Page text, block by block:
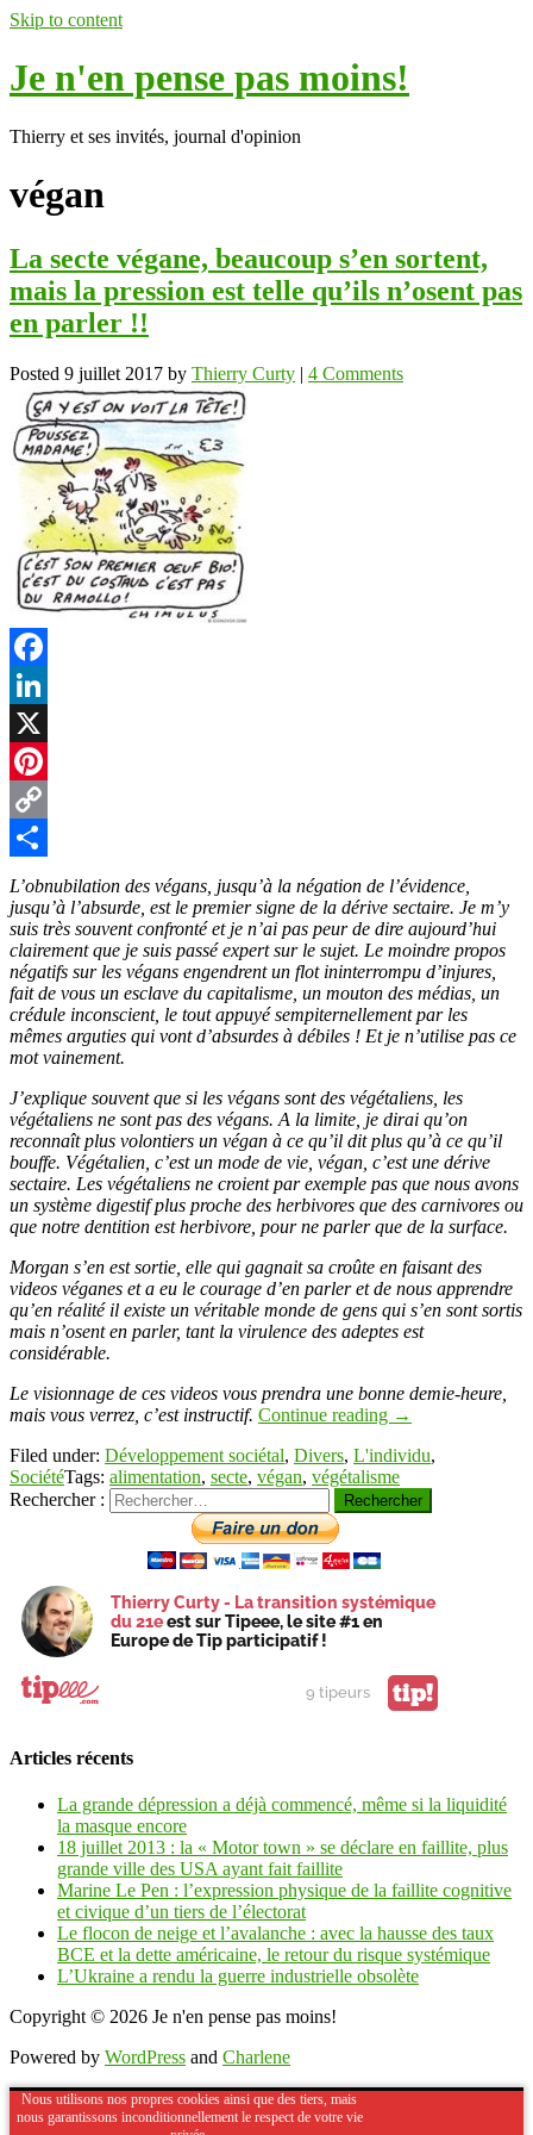
Skip to content
Je n'en pense pas moins!
Thierry et ses invités, journal d'opinion
végan
La secte végane, beaucoup s’en sortent,
mais la pression est telle qu’ils n’osent pas
en parler !!
Posted 9 juillet 2017 by Thierry Curty | 4 Comments
Facebook
LinkedIn
X
Pinterest
Copy
Link
Partager
L’obnubilation des végans, jusqu’à la négation de l’évidence,
jusqu’à l’absurde, est le premier signe de la dérive sectaire. Je m’y
suis très souvent confronté et je n’ai pas peur de dire aujourd’hui
clairement que je suis passé expert sur le sujet. Le moindre propos
négatifs sur les végans engendrent un flot ininterrompu d’injures,
fait de vous un esclave du capitalisme, un mouton des médias, un
crédule inconscient, le tout appuyé sempiternellement par les
mêmes arguties qui vont d’absurdes à débiles ! Et je n’utilise pas ce
mot vainement.
J’explique souvent que si les végans sont des végétaliens, les
végétaliens ne sont pas des végans. A la limite, je dirai qu’on
reconnaît plus volontiers un végan à ce qu’il dit plus qu’à ce qu’il
bouffe. Végétalien, c’est un mode de vie, végan, c’est une dérive
sectaire. Les végétaliens ne croient par exemple pas que nous avons
un système digestif plus proche des herbivores que des carnivores ou
que notre dentition est herbivore, pour ne parler que de la surface.
Morgan s’en est sortie, elle qui gagnait sa croûte en faisant des
videos véganes et a eu le courage d’en parler et de nous apprendre
qu’en réalité il existe un véritable monde de gens qui s’en sont sortis
mais n’osent en parler, tant la virulence des adeptes est
considérable.
Le visionnage de ces videos vous prendra une bonne demie-heure,
mais vous verrez, c’est instructif. Continue reading →
Filed under: Développement sociétal, Divers, L'individu,
SociétéTags: alimentation, secte, végan, végétalisme
Rechercher :
Thierry Curty - La transition systémique
du 21eest sur Tipeee, le site #1 en
Europe de Tip participatif !
9 tipeurs tip!
Articles récents
La grande dépression a déjà commencé, même si la liquidité
la masque encore
18 juillet 2013 : la « Motor town » se déclare en faillite, plus
grande ville des USA ayant fait faillite
Marine Le Pen : l’expression physique de la faillite cognitive
et civique d’un tiers de l’électorat
Le flocon de neige et l’avalanche : avec la hausse des taux
BCE et la dette américaine, le retour du risque systémique
L’Ukraine a rendu la guerre industrielle obsolète
Copyright © 2026 Je n'en pense pas moins!
Powered by WordPress and Charlene
Nous utilisons nos propres cookies ainsi que des tiers, mais
nous garantissons inconditionnellement le respect de votre vie